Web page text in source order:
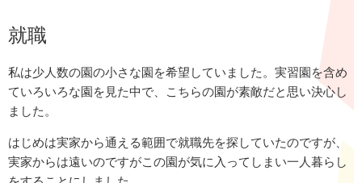
就職
私は少人数の園の小さな園を希望していました。実習園を含め
ていろいろな園を見た中で、こちらの園が素敵だと思い決心し
ました。
はじめは実家から通える範囲で就職先を探していたのですが、
実家からは遠いのですがこの園が気に入ってしまい一人暮らし